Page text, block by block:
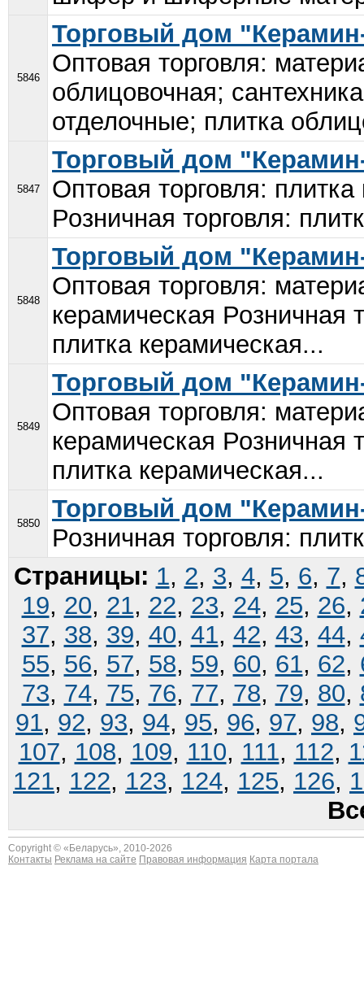
5846
Торговый дом
Оптовая торговля:
облицовочная;
отделочные; плитка
5847
Торговый дом
Оптовая торговля:
Розничная торговля:
5848
Торговый дом
Оптовая торговля:
керамическая Розничная
плитка керамическая...
5849
Торговый дом
Оптовая торговля:
керамическая Розничная
плитка керамическая...
5850
Торговый дом
Розничная торговля:
Страницы: 1, 2, 3, 4, 5, 6, 7,
19, 20, 21, 22, 23, 24, 25, 26,
37, 38, 39, 40, 41, 42, 43, 44,
55, 56, 57, 58, 59, 60, 61, 62,
73, 74, 75, 76, 77, 78, 79, 80,
91, 92, 93, 94, 95, 96, 97, 98,
107, 108, 109, 110, 111, 112,
121, 122, 123, 124, 125, 126,
Copyright © « Беларусь», 2010-2026
Контакты Реклама на сайте Правовая информация Карта портала